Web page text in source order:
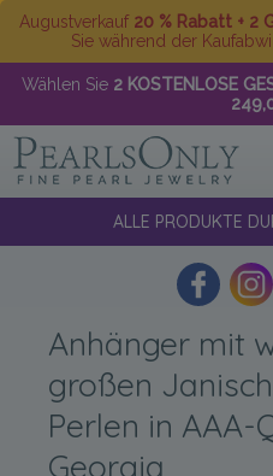
Augustverkauf 20 % Rabatt + 2
Sie während der
Wählen Sie 2 KOSTENLOSE
ALLE PRODUKTE
Anhänger mit
großen
Perlen in AAA-
Georgia